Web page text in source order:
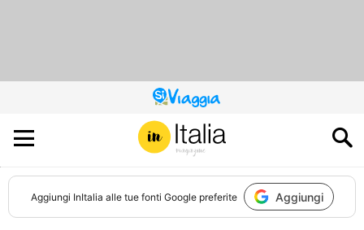
QUESTO
SITO
CONTRIBUISCE
ALL’AUDIENCE
DI
Aggiungi InItalia alle tue fonti Google preferite Aggiungi